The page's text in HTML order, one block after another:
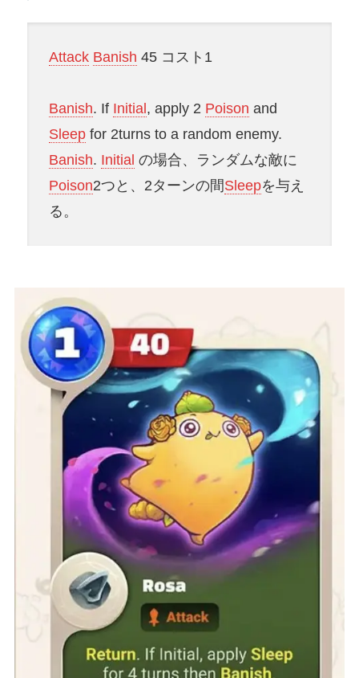
Attack Banish 45 コスト1
Banish. If Initial , apply 2 Poison and
Sleepfor 2turns to a random enemy.
Banish. Initial の場合、ランダムな敵に
Poison2つと、2ターンの間Sleepを与え
る。